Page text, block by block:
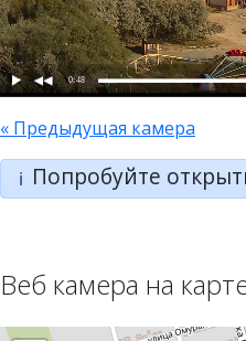
0:48
« Предыдущая камера
ℹ️ Попробуйте
Веб камера на